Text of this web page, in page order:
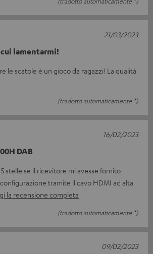
lamentarmi!
le scatole è un gioco da ragazzi! La qualità
(tradotto automaticamente *)
21/03/2023
DAB
stelle se il ricevitore mi avesse fornito
tramite il cavo HDMI ad alta
la recensione completa
(tradotto automaticamente *)
16/02/2023
09/02/2023